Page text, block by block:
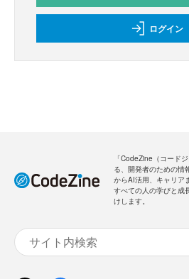
ログイン
「CodeZine（コード
る、開発者のための情
からAI活用、キャリア
すべての人の学びと成
けします。